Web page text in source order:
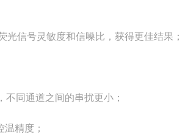
信号灵敏度和信噪比，获得更佳结果；
同通道之间的串扰更小；
精度；